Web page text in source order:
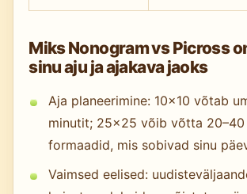
Miks Nonogram vs Picross
sinu aju ja ajakava jaoks
Aja planeerimine: 10×10 võtab
minutit; 25×25 võib võtta 20–40
formaadid, mis sobivad sinu
Vaimsed eelised: